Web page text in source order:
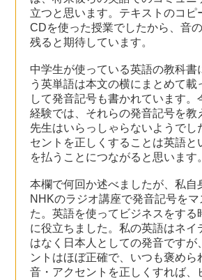
立つと思います。テキストのコピ
CDを使った授業でしたから、音
残ると期待しています。
中学生が使っている英語の教科書
う英単語は本文の横にまとめて載
して発音記号も書かれています。
経験では、それらの発音記号を教
先生はいらっしゃらないようでし
セントを正しくすることは英語と
を払うことにつながると思います。
本欄で何回か述べましたが、私自
NHKのラジオ講座で発音記号をマ
た。英語を使ってビジネスをする
に役立ちました。私の英語はネイ
はなく日本人としての発音ですが
ントはほぼ正確で、いつも褒めら
音・アクセントを正しくすれば、